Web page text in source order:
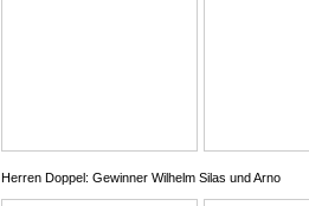
Herren Doppel: Gewinner Wilhelm Silas und Arno